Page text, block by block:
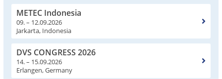
METEC Indonesia
09. – 12.09.2026
Jarkarta, Indonesia
DVS CONGRESS 2026
14. – 15.09.2026
Erlangen, Germany